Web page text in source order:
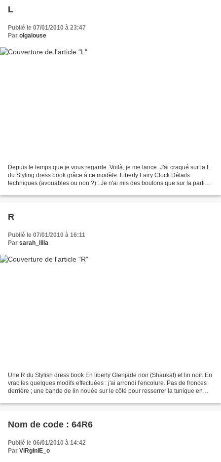
L
Publié le 07/01/2010 à 23:47
Par olgalouse
Depuis le temps que je vous regarde. Voilà, je me lance. J'ai craqué sur la L
du Styling dress book grâce à ce modèle. Liberty Fairy Clock Détails
techniques (avouables ou non ?) : Je n'ai mis des boutons que sur la partie
R
Publié le 07/01/2010 à 16:11
Par sarah_lilia
Une R du Stylish dress book En liberty Glenjade noir (Shaukat) et lin noir. En
vrac les quelques modifs effectuées : j'ai arrondi l'encolure. Pas de fronces
derrière ; une bande de lin nouée sur le côté pour resserrer la tunique en
Nom de code : 64R6
Publié le 06/01/2010 à 14:42
Par ViRginiE_o